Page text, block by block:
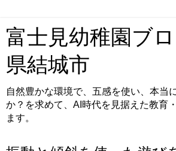
富士見幼稚園ブ
県結城市
自然豊かな環境で、五感を使い、本当
か？を求めて、AI時代を見据えた教育
ます。